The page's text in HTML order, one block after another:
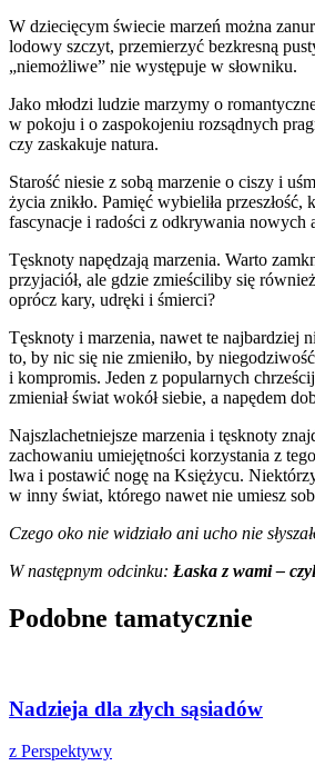
W dziecięcym świecie marzeń można
lodowy szczyt, przemierzyć bezkresną
„niemożliwe” nie występuje w słowniku.
Jako młodzi ludzie marzymy o
w pokoju i o zaspokojeniu rozsądnych
czy zaskakuje natura.
Starość niesie z sobą marzenie o ciszy i
życia znikło. Pamięć wybieliła
fascynacje i radości z odkrywania nowych
Tęsknoty napędzają marzenia. Warto
przyjaciół, ale gdzie zmieściliby się
oprócz kary, udręki i śmierci?
Tęsknoty i marzenia, nawet te najbardziej
to, by nic się nie zmieniło, by
i kompromis. Jeden z popularnych
zmieniał świat wokół siebie, a napędem
Najszlachetniejsze marzenia i tęsknoty
zachowaniu umiejętności korzystania z
lwa i postawić nogę na Księżycu.
w inny świat, którego nawet nie umiesz
Czego oko nie widziało ani ucho nie
W następnym odcinku: Łaska z wami –
Podobne tamatycznie
Nadzieja dla złych sąsiadów
z Perspektywy